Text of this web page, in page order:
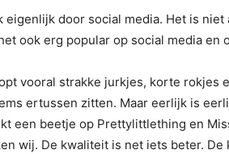
eigenlijk door social media. Het is niet
ook erg popular op social media
vooral strakke jurkjes, korte rokjes
ertussen zitten. Maar eerlijk is
een beetje op Prettylittlething en
wij. De kwaliteit is net iets beter.